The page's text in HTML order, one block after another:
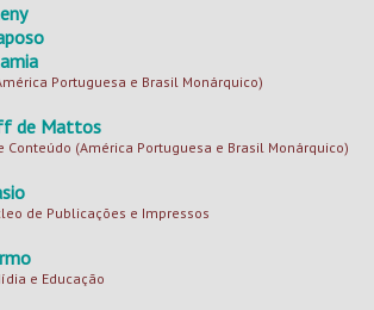
Portuguesa e Brasil Monárquico)
de Mattos
Conteúdo (América Portuguesa e Brasil Monárquico)
de Publicações e Impressos
e Educação